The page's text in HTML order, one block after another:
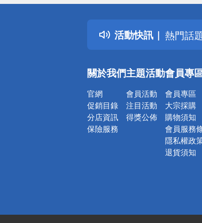
活動快訊
詐騙網
得獎公
熱門話
銀行優
詐騙網
關於我們
官網
促銷目錄
分店資訊
保險服務
主題活動
會員活動
注目活動
得獎公佈
會員專
會員專區
大宗採購
購物須知
會員服務
隱私權政
退貨須知